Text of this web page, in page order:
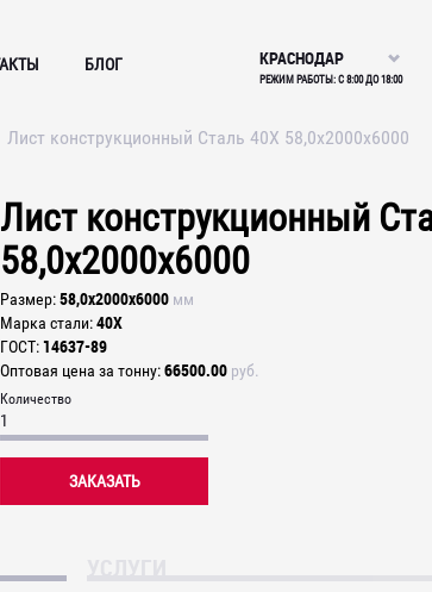
БЛОГ КРАСНОДАР
РЕЖИМ РАБОТЫ: С 8:00 ДО 18:00
Лист конструкционный Сталь 40Х 58,0х2000х6000
Лист конструкционный
58,0х2000х6000
Размер 58,0х2000х6000 мм
Марка стали 40Х
ГОСТ 14637-89
Оптовая цена за тонну 66500.00 руб.
Количество
ЗАКАЗАТЬ